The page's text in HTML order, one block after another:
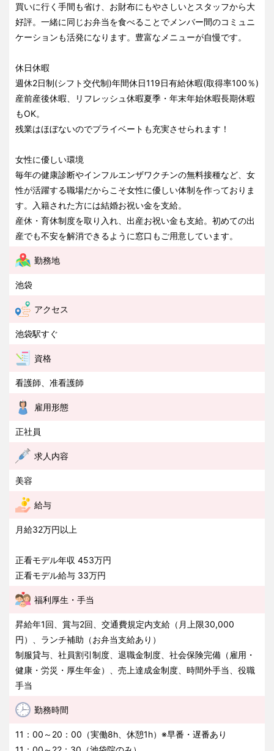
買いに行く手間も省け、お財布にもやさしいとスタッフから大
好評。一緒に同じお弁当を食べることでメンバー間のコミュニ
ケーションも活発になります。豊富なメニューが自慢です。
休日休暇
週休2日制(シフト交代制)年間休日119日有給休暇(取得率100％)
産前産後休暇、リフレッシュ休暇夏季・年末年始休暇長期休暇
もOK。
残業はほぼないのでプライベートも充実させられます！
女性に優しい環境
毎年の健康診断やインフルエンザワクチンの無料接種など、女
性が活躍する職場だからこそ女性に優しい体制を作っておりま
す。入籍された方には結婚お祝い金を支給。
産休・育休制度を取り入れ、出産お祝い金も支給。初めての出
産でも不安を解消できるように窓口もご用意しています。
勤務地
池袋
アクセス
池袋駅すぐ
資格
看護師、准看護師
雇用形態
正社員
求人内容
美容
給与
月給32万円以上
正看モデル年収 453万円
正看モデル給与 33万円
福利厚生・手当
昇給年1回、賞与2回、交通費規定内支給（月上限30,000
円）、ランチ補助（お弁当支給あり）
制服貸与、社員割引制度、退職金制度、社会保険完備（雇用・
健康・労災・厚生年金）、売上達成金制度、時間外手当、役職
手当
勤務時間
11：00～20：00（実働8h、休憩1h）※早番・遅番あり